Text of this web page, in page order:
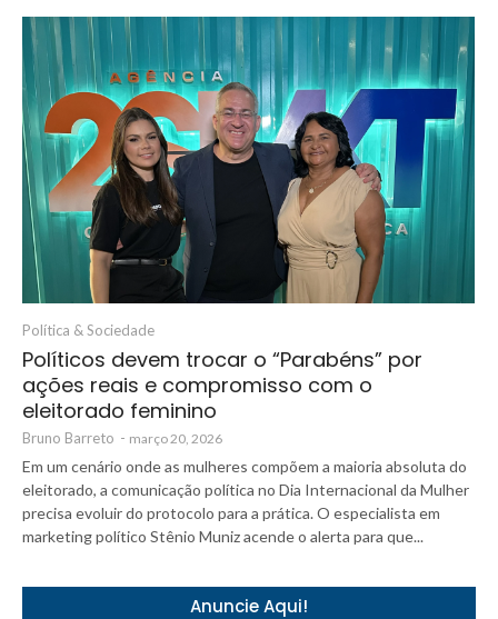
Política & Sociedade
Políticos devem trocar o “Parabéns” por
ações reais e compromisso com o
eleitorado feminino
Bruno Barreto - março 20, 2026
Em um cenário onde as mulheres compõem a maioria absoluta do
eleitorado, a comunicação política no Dia Internacional da Mulher
precisa evoluir do protocolo para a prática. O especialista em
marketing político Stênio Muniz acende o alerta para que...
Anuncie Aqui!